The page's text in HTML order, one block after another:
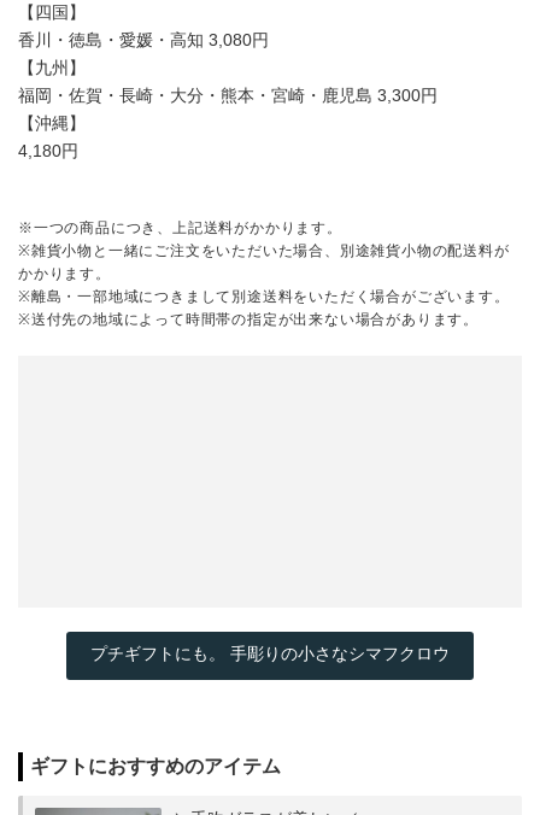
【四国】
香川・徳島・愛媛・高知 3,080円
【九州】
福岡・佐賀・長崎・大分・熊本・宮崎・鹿児島 3,300円
【沖縄】
4,180円
※一つの商品につき、上記送料がかかります。
※雑貨小物と一緒にご注文をいただいた場合、別途雑貨小物の配送料が
かかります。
※離島・一部地域につきまして別途送料をいただく場合がございます。
※送付先の地域によって時間帯の指定が出来ない場合があります。
プチギフトにも。 手彫りの小さなシマフクロウ
ギフトにおすすめのアイテム